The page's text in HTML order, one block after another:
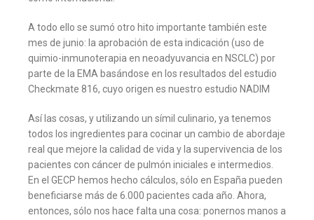
A todo ello se sumó otro hito importante también este
mes de junio: la aprobación de esta indicación (uso de
quimio-inmunoterapia en neoadyuvancia en NSCLC) por
parte de la EMA basándose en los resultados del estudio
Checkmate 816, cuyo origen es nuestro estudio NADIM
Así las cosas, y utilizando un símil culinario, ya tenemos
todos los ingredientes para cocinar un cambio de abordaje
real que mejore la calidad de vida y la supervivencia de los
pacientes con cáncer de pulmón iniciales e intermedios.
En el GECP hemos hecho cálculos, sólo en España pueden
beneficiarse más de 6.000 pacientes cada año. Ahora,
entonces, sólo nos hace falta una cosa: ponernos manos a